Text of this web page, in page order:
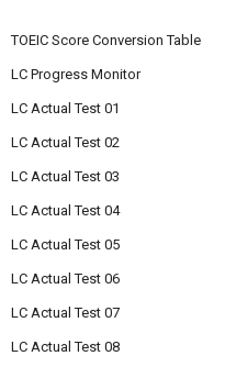
TOEIC Score Conversion Table
LC Progress Monitor
LC Actual Test 01
LC Actual Test 02
LC Actual Test 03
LC Actual Test 04
LC Actual Test 05
LC Actual Test 06
LC Actual Test 07
LC Actual Test 08